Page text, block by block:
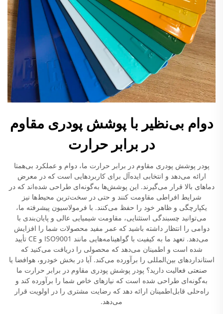
دوام بی‌نظیر با پوشش پودری مقاوم
در برابر حرارت
پودر پوشش پودری مقاوم در برابر حرارت ما، دوام و عملکرد بی‌همتا
ارائه می‌دهد و انتخابی ایده‌آل برای کاربردهایی است که در معرض
دماهای بالا قرار می‌گیرند. این پوشش‌ها به‌گونه‌ای طراحی شده‌اند که در
شرایط افراطی مقاومت کنند و حتی در سخت‌ترین محیط‌ها نیز
یکپارچگی و ظاهر خود را حفظ می‌کنند. با فرمولاسیون پیشرفته ما،
می‌توانید چسبندگی استثنایی، مقاومت شیمیایی عالی و پایان‌بندی با
دوامی را انتظار داشته باشید که عمر مفید محصولات شما را افزایش
می‌دهد. تعهد ما به کیفیت با گواهینامه‌هایی مانند ISO9001 و CE تأیید
شده است و اطمینان می‌دهد که محصولی را دریافت می‌کنید که
استانداردهای بین‌المللی را برآورده می‌کند. آیا در بخش خودرو، هوافضا یا
صنعتی فعالیت دارید؟ پودر پوشش پودری مقاوم در برابر حرارت ما
به‌گونه‌ای طراحی شده است که نیازهای خاص شما را برآورده کند و
راه‌حلی قابل‌اطمینان ارائه دهد که رضایت مشتری را در اولویت قرار
می‌دهد.